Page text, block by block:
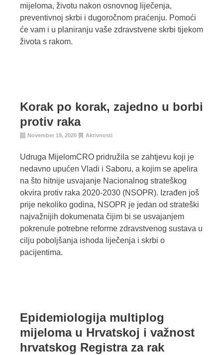
mijeloma, životu nakon osnovnog liječenja,
preventivnoj skrbi i dugoročnom praćenju. Pomoći
će vam i u planiranju vaše zdravstvene skrbi tijekom
života s rakom.
Korak po korak, zajedno u borbi
protiv raka
November 19, 2020 Aktivnosti
Udruga MijelomCRO pridružila se zahtjevu koji je
nedavno upućen Vladi i Saboru, a kojim se apelira
na što hitnije usvajanje Nacionalnog strateškog
okvira protiv raka 2020-2030 (NSOPR). Izrađen još
prije nekoliko godina, NSOPR je jedan od strateški
najvažnijih dokumenata čijim bi se usvajanjem
pokrenule potrebne reforme zdravstvenog sustava u
cilju poboljšanja ishoda liječenja i skrbi o
pacijentima.
Epidemiologija multiplog
mijeloma u Hrvatskoj i važnost
hrvatskog Registra za rak